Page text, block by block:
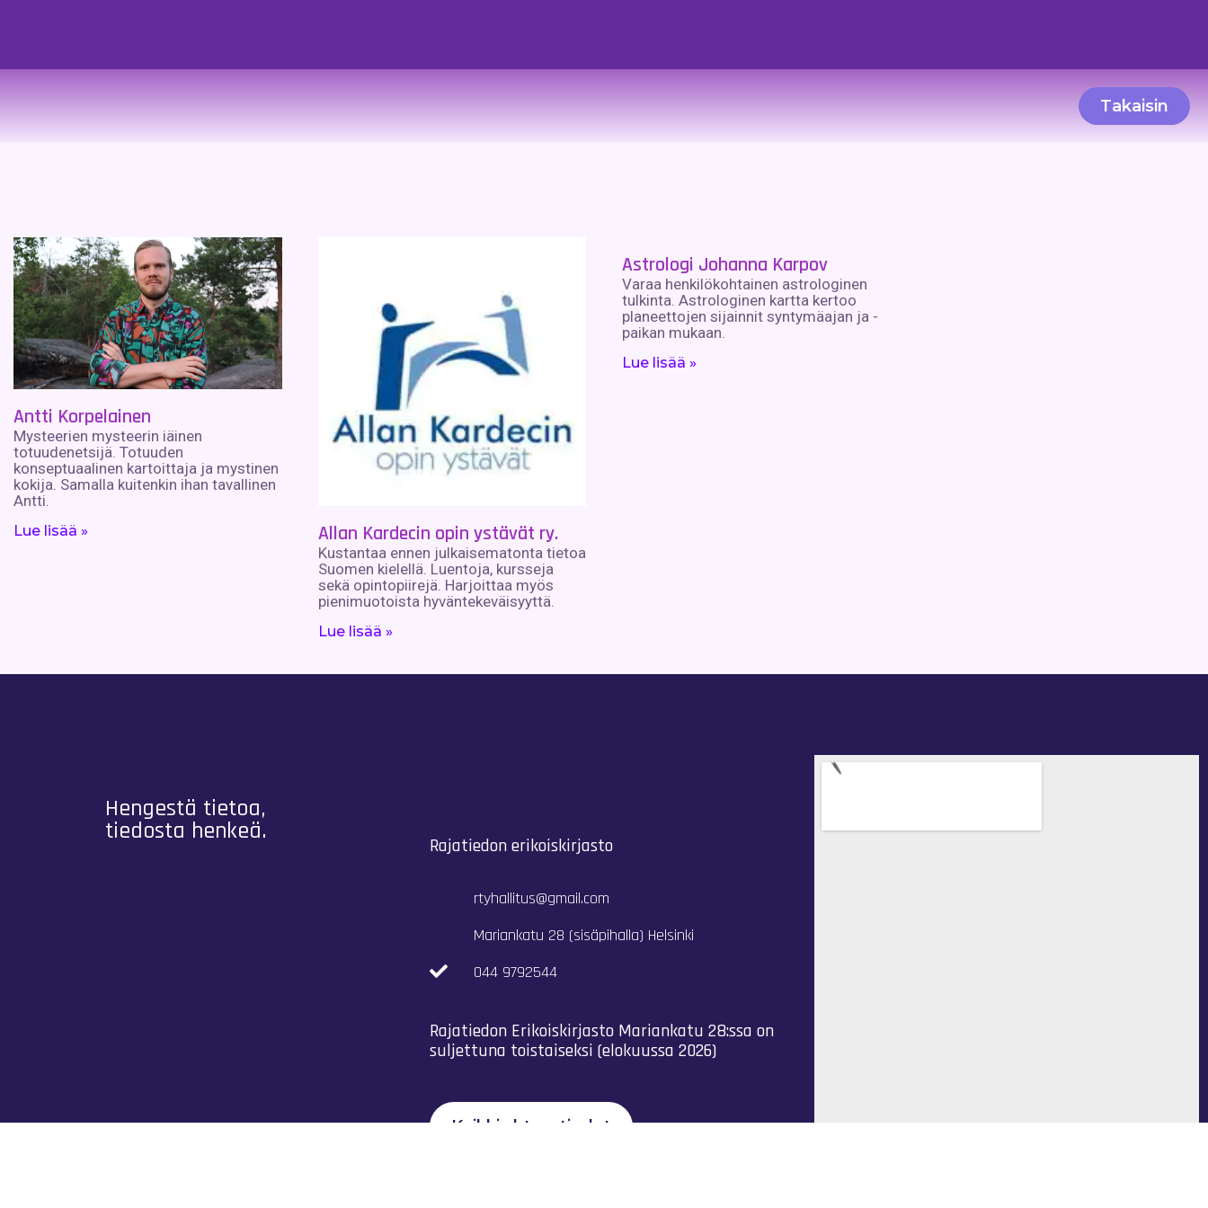
Takaisin
Antti Korpelainen
Mysteerien mysteerin iäinen
totuudenetsijä. Totuuden
konseptuaalinen kartoittaja ja mystinen
kokija. Samalla kuitenkin ihan tavallinen
Antti.
Lue lisää » Allan Kardecin opin ystävät ry.
Kustantaa ennen julkaisematonta tietoa
Suomen kielellä. Luentoja, kursseja
sekä opintopiirejä. Harjoittaa myös
pienimuotoista hyväntekeväisyyttä.
Lue lisää »
Astrologi Johanna Karpov
Varaa henkilökohtainen astrologinen
tulkinta. Astrologinen kartta kertoo
planeettojen sijainnit syntymäajan ja -
paikan mukaan.
Lue lisää »
Hengestä tietoa,
tiedosta henkeä. Rajatiedon erikoiskirjasto
rtyhallitus@gmail.com
Mariankatu 28 (sisäpihalla) Helsinki
044 9792544
Rajatiedon Erikoiskirjasto Mariankatu 28:ssa on
suljettuna toistaiseksi (elokuussa 2026)
Kaikki yhteystiedot